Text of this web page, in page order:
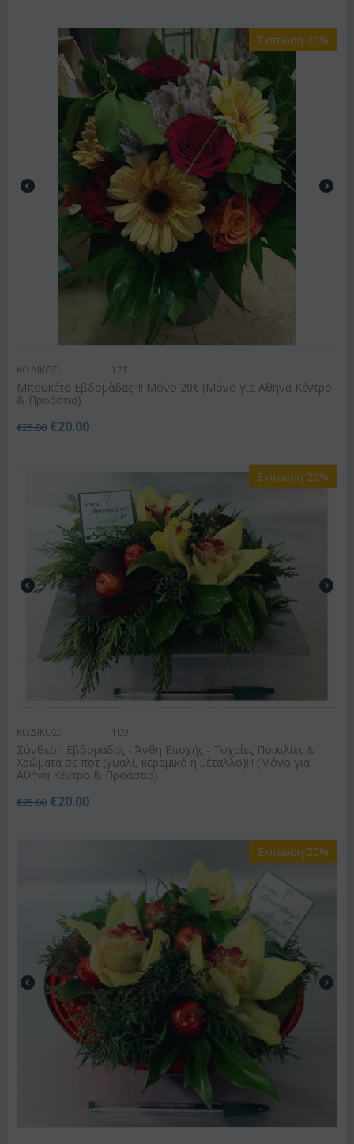
Έκπτωση 20%
ΚΩΔΙΚΟΣ: 121
Μπουκέτο Εβδομάδας !!! Μόνο 20€ (Μόνο για Αθήνα Κέντρο
& Προάστια)
€25.00 €20.00
Έκπτωση 20%
ΚΩΔΙΚΟΣ: 109
Σύνθεση Εβδομάδας - Άνθη Εποχής - Τυχαίες Ποικιλίες &
Χρώματα σε ποτ (γυαλί, κεραμικό ή μέταλλο)!!! (Μόνο για
Αθήνα Κέντρο & Προάστια)
€25.00 €20.00
Έκπτωση 20%